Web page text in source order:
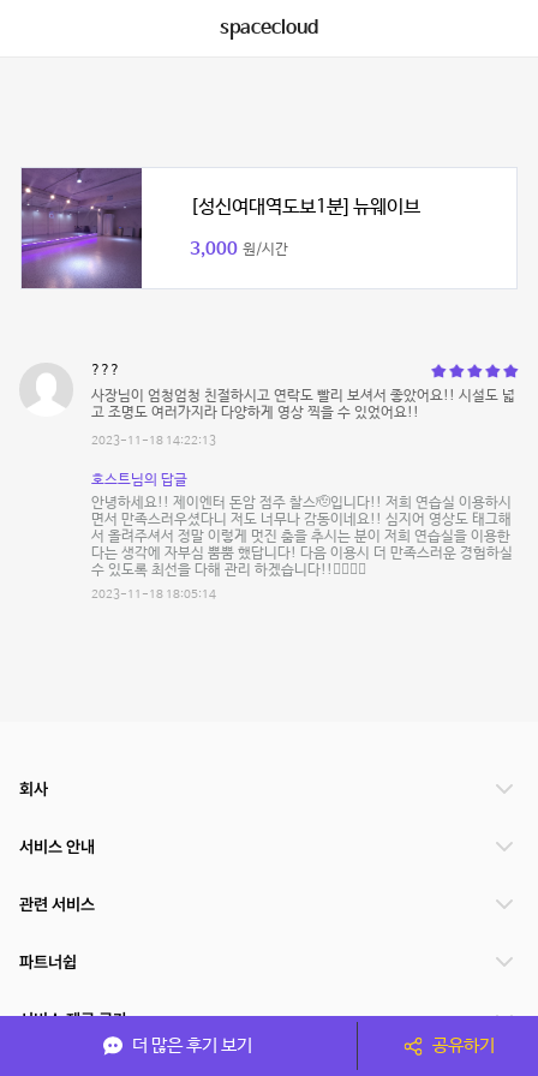
spacecloud
[성신여대역도보1분] 뉴웨이브
3,000 원/시간
???
사장님이 엄청엄청 친절하시고 연락도 빨리 보셔서 좋았어요!! 시설도 넓
고 조명도 여러가지라 다양하게 영상 찍을 수 있었어요!!
2023-11-18 14:22:13
호스트님의 답글
안녕하세요!! 제이엔터 돈암 점주 찰스🫡입니다!! 저희 연습실 이용하시
면서 만족스러우셨다니 저도 너무나 감동이네요!! 심지어 영상도 태그해
서 올려주셔서 정말 이렇게 멋진 춤을 추시는 분이 저희 연습실을 이용한
다는 생각에 자부심 뿜뿜 했답니다! 다음 이용시 더 만족스러운 경험하실
수 있도록 최선을 다해 관리 하겠습니다!!🤸‍♀️🤸‍♂️
2023-11-18 18:05:14
더 많은 후기 보기 공유하기
회사
서비스 안내
관련 서비스
파트너쉽
서비스 제공 국가